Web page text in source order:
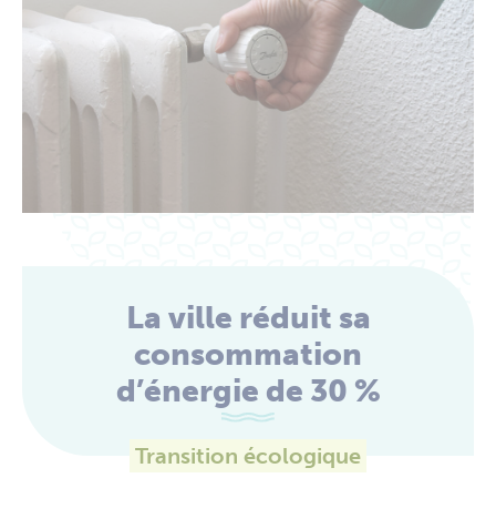
La ville réduit sa
consommation
d’énergie de 30 %
Transition écologique